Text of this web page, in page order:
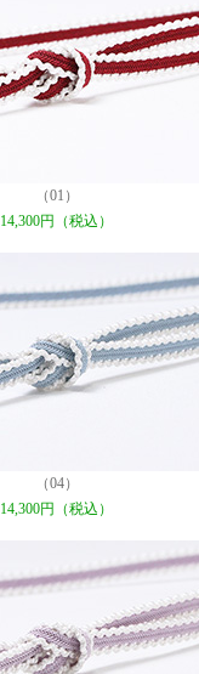
（01）
14,300円（税込）
（04）
14,300円（税込）